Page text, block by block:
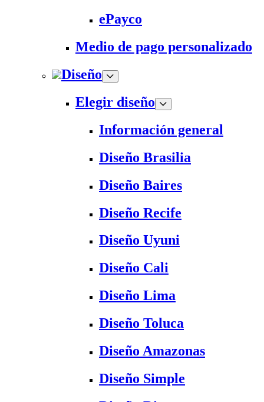
ePayco
Medio de pago personalizado
Diseño
Elegir diseño
Información general
Diseño Brasilia
Diseño Baires
Diseño Recife
Diseño Uyuni
Diseño Cali
Diseño Lima
Diseño Toluca
Diseño Amazonas
Diseño Simple